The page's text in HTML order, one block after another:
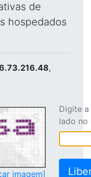
de
hospedados
,
imagem]
Digite
lado no